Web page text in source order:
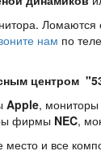
Ломаются
нам по
центром
Apple,
фирмы NEC,
и все